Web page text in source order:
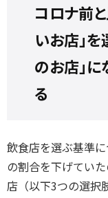
コロナ前
いお店」
のお店」
る
飲食店を選ぶ基準
の割合を下げてい
店（以下3つの選択